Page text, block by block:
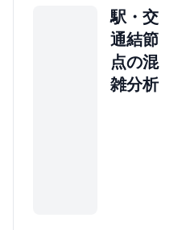
駅・交
通結節
点の混
雑分析